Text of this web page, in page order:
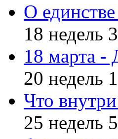
О
18 недель
18 марта -
20 недель
Что
25 недель